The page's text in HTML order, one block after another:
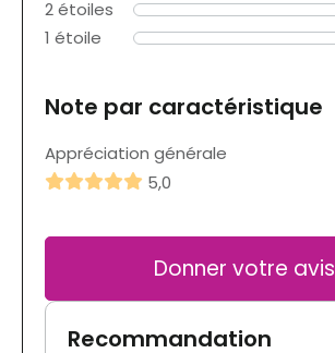
2 étoiles
1 étoile
Note par caractéristique
Appréciation générale
5,0
Donner votre avis
Recommandation